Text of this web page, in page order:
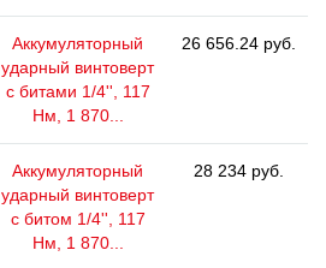
Аккумуляторный
ударный винтоверт
с битами 1/4'', 117
Нм, 1 870...
26 656.24 руб.
Аккумуляторный
ударный винтоверт
с битом 1/4'', 117
Нм, 1 870...
28 234 руб.